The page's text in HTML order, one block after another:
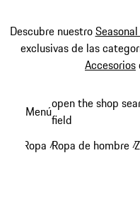
Descubre nuestro
exclusivas de las
Accesorios
principal
Menúopen the shop
field
Ropa /Ropa de hombre /